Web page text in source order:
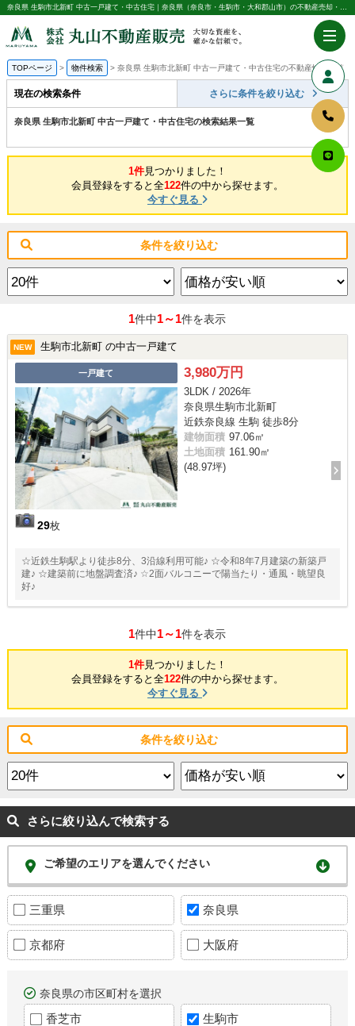
奈良県 生駒市北新町 中古一戸建て・中古住宅｜奈良県（奈良市・生駒市・大和郡山市）の不動産売却・購入のことなら株式会社丸山不動産販売
TOPページ 物件検索 奈良県 生駒市北新町 中古一戸建て・中古住宅の不動産情報一覧
現在の検索条件 さらに条件を絞り込む
奈良県 生駒市北新町 中古一戸建て・中古住宅の検索結果一覧
1件見つかりました！
会員登録をすると全122件の中から探せます。
今すぐ見る
条件を絞り込む
1件中1～1件を表示
NEW 生駒市北新町 の中古一戸建て
一戸建て
29枚
3,980万円
3LDK / 2026年
奈良県生駒市北新町
近鉄奈良線 生駒 徒歩8分
建物面積 97.06㎡
土地面積 161.90㎡
(48.97坪)
☆近鉄生駒駅より徒歩8分、3沿線利用可能♪ ☆令和8年7月建築の新築戸
建♪ ☆建築前に地盤調査済♪ ☆2面バルコニーで陽当たり・通風・眺望良
好♪
1件中1～1件を表示
1件見つかりました！
会員登録をすると全122件の中から探せます。
今すぐ見る
条件を絞り込む
さらに絞り込んで検索する
ご希望のエリアを選んでください
三重県 奈良県
京都府 大阪府
奈良県の市区町村を選択
香芝市 生駒市